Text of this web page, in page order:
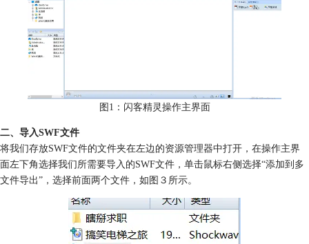
图1：闪客精灵操作主界面
二、导入SWF文件
将我们存放SWF文件的文件夹在左边的资源管理器中打开，在操作主界
面左下角选择我们所需要导入的SWF文件，单击鼠标右侧选择“添加到多
文件导出”，选择前面两个文件，如图３所示。